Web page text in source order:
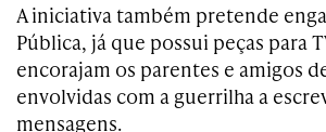
A iniciativa também pretende
Pública, já que possui peças para
encorajam os parentes e amigos
envolvidas com a guerrilha a
mensagens.